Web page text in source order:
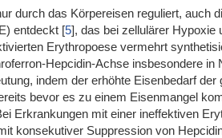
durch das Körpereisen reguliert, auch
entdeckt [5], das bei zellulärer Hypoxie
Erythropoese vermehrt
Hepcidin-Achse insbesondere
indem der erhöhte Eisenbedarf
bevor es zu einem Eisenmangel
Erkrankungen mit einer ineffektiven
konsekutiver Suppression von